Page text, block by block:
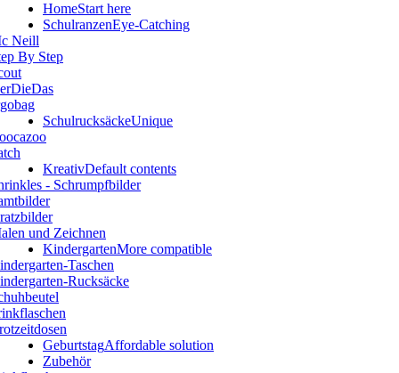
HomeStart here
SchulranzenEye-Catching
Neill
By Step
SchulrucksäckeUnique
KreativDefault contents
- Schrumpfbilder
und Zeichnen
KindergartenMore compatible
Taschen
Rucksäcke
GeburtstagAffordable solution
Zubehör